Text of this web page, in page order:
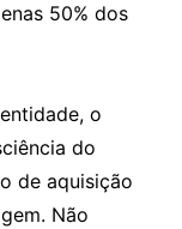
50% dos
o
do
de aquisição
Não